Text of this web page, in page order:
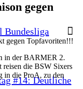
Bundesliga
#14: Deutliche
gegen
gegen Topfavoriten!!!
in der BARMER 2.
die BSW Sixers
in die ProA, zu den